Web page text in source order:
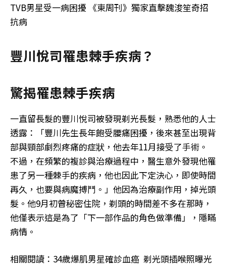
TVB男星受一病困擾 《東周刊》獨家直擊魏浚笙奇招
抗病
豐川悅司罹患棘手疾病？
驚揭罹患棘手疾病
一直留長髮的豐川悅司被發現剃光長髮，熟悉他的人士
透露：「豐川先生長年飽受腰痛困擾，後來甚至出現背
部與頸部劇烈疼痛的症狀，他去年11月接受了手術。
不過，在頻繁的複診與治療過程中，醫生意外發現他罹
患了另一種棘手的疾病，他也因此下定決心，即使時間
再久，也要與病魔搏鬥。」他因為治療副作用，掉光頭
髮。他9月初曾秘密住院，剃頭的時間差不多在那時，
他僅表示這是為了「下一部作品的角色做準備」，隱瞞
病情。
相關閱讀：34歲爆肌男星確診血癌 剃光頭插喉照曝光